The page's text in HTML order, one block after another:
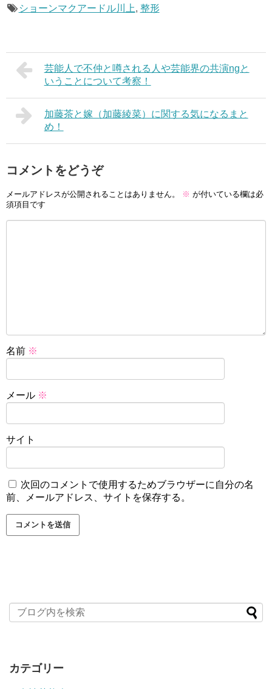
ショーンマクアードル川上, 整形
芸能人で不仲と噂される人や芸能界の共演ngと
いうことについて考察！
加藤茶と嫁（加藤綾菜）に関する気になるまと
め！
コメントをどうぞ
メールアドレスが公開されることはありません。 ※ が付いている欄は必
須項目です
名前 ※
メール ※
サイト
次回のコメントで使用するためブラウザーに自分の名
前、メールアドレス、サイトを保存する。
カテゴリー